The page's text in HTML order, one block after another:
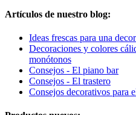
Artículos de nuestro blog:
Ideas frescas para una
Decoraciones y colores
monótonos
Consejos - El piano bar
Consejos - El trastero
Consejos decorativos para